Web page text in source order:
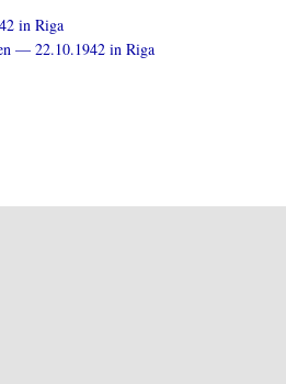
in Riga
— 22.10.1942 in Riga